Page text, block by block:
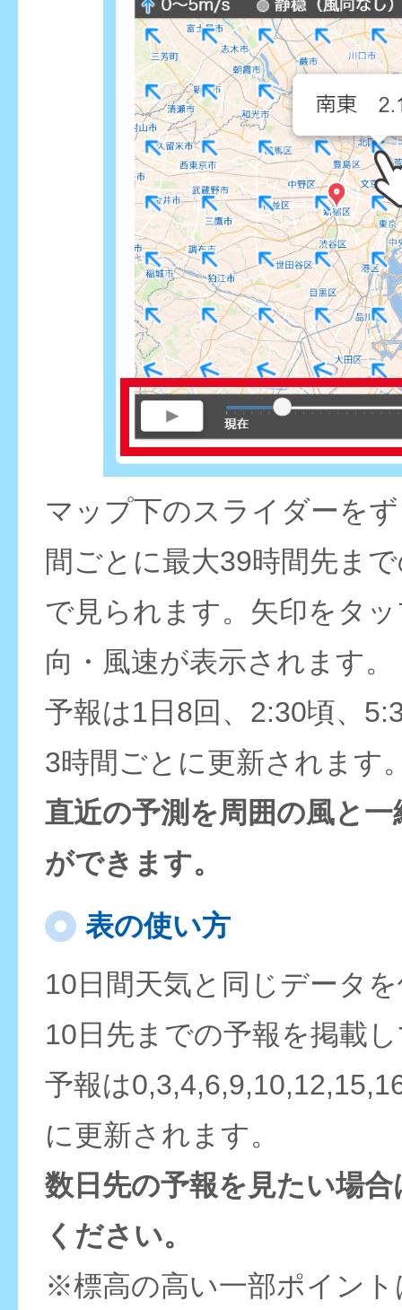
マップ下のスライダーを
間ごとに最大39時間先ま
で見られます。矢印をタ
向・風速が表示されます。
予報は1日8回、2:30頃、
3時間ごとに更新されます
直近の予測を周囲の風と
ができます。
表の使い方
10日間天気と同じデータ
10日先までの予報を掲載
予報は
に更新されます。
数日先の予報を見たい場
ください。
※標高の高い一部ポイン